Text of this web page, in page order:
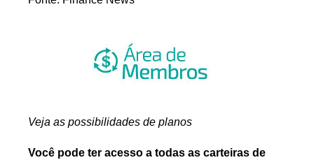
Veja as possibilidades de planos
Você pode ter acesso a todas as carteiras de